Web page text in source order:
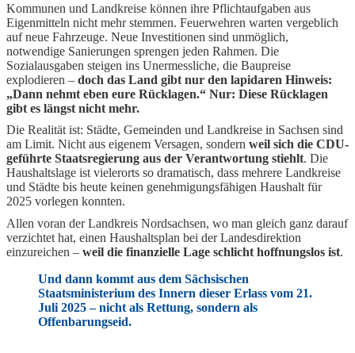
Kommunen und Landkreise können ihre Pflichtaufgaben aus
Eigenmitteln nicht mehr stemmen. Feuerwehren warten vergeblich
auf neue Fahrzeuge. Neue Investitionen sind unmöglich,
notwendige Sanierungen sprengen jeden Rahmen. Die
Sozialausgaben steigen ins Unermessliche, die Baupreise
explodieren – doch das Land gibt nur den lapidaren Hinweis:
„Dann nehmt eben eure Rücklagen.“ Nur: Diese Rücklagen
gibt es längst nicht mehr.
Die Realität ist: Städte, Gemeinden und Landkreise in Sachsen sind
am Limit. Nicht aus eigenem Versagen, sondern weil sich die CDU-
geführte Staatsregierung aus der Verantwortung stiehlt. Die
Haushaltslage ist vielerorts so dramatisch, dass mehrere Landkreise
und Städte bis heute keinen genehmigungsfähigen Haushalt für
2025 vorlegen konnten.
Allen voran der Landkreis Nordsachsen, wo man gleich ganz darauf
verzichtet hat, einen Haushaltsplan bei der Landesdirektion
einzureichen – weil die finanzielle Lage schlicht hoffnungslos ist.
Und dann kommt aus dem Sächsischen
Staatsministerium des Innern dieser Erlass vom 21.
Juli 2025 – nicht als Rettung, sondern als
Offenbarungseid.